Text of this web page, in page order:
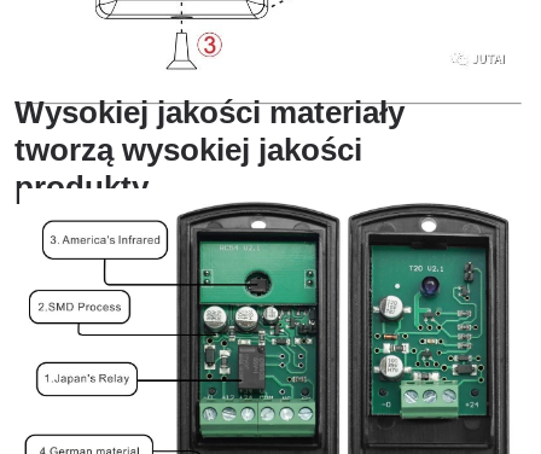
Wysokiej jakości materiały
tworzą wysokiej jakości
produkty